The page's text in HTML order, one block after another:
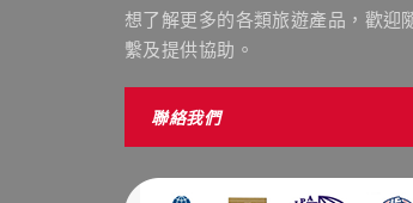
想了解更多的各類旅遊產品，歡迎
繫及提供協助。
聯絡我們